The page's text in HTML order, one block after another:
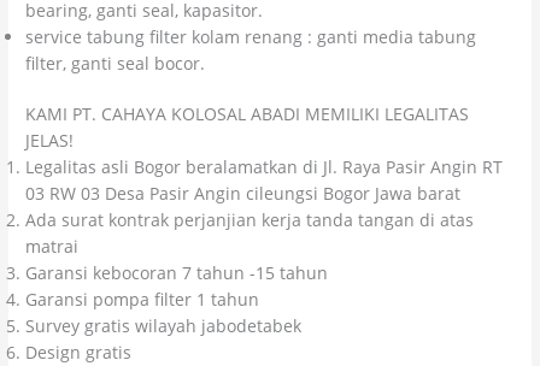
bearing, ganti seal, kapasitor.
service tabung filter kolam renang : ganti media tabung
filter, ganti seal bocor.
KAMI PT. CAHAYA KOLOSAL ABADI MEMILIKI LEGALITAS
JELAS!
Legalitas asli Bogor beralamatkan di Jl. Raya Pasir Angin RT
03 RW 03 Desa Pasir Angin cileungsi Bogor Jawa barat
Ada surat kontrak perjanjian kerja tanda tangan di atas
matrai
Garansi kebocoran 7 tahun -15 tahun
Garansi pompa filter 1 tahun
Survey gratis wilayah jabodetabek
Design gratis